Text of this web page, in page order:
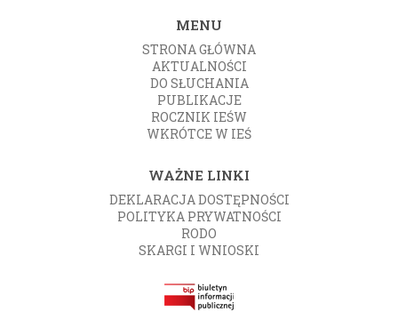
MENU
STRONA GŁÓWNA
AKTUALNOŚCI
DO SŁUCHANIA
PUBLIKACJE
ROCZNIK IEŚW
WKRÓTCE W IEŚ
WAŻNE LINKI
DEKLARACJA DOSTĘPNOŚCI
POLITYKA PRYWATNOŚCI
RODO
SKARGI I WNIOSKI